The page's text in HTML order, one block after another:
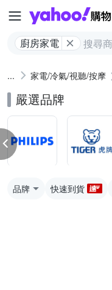
廚房家電
家電/冷氣/視聽/按摩
嚴選品牌
品牌 快速到貨